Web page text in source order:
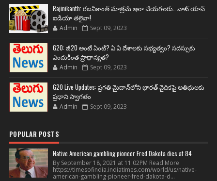
Rajinikanth: రజనీకాంత్ మాత్రమే ఇలా చేయగలరు.. వాట్ యాన్
ఐడియా తలైవా!
Admin Sept 09, 2023
G20: జీ20 అంటే ఏంటి? ఏ ఏ దేశాలకు సభ్యత్వం? సదస్సుకు
ఎందుకింత ప్రాధాన్యత?
Admin Sept 09, 2023
G20 Live Updates: ప్రగతి మైదాన్‌లోని భారత్ వైదికపై అతిథులకు
ప్రధాని స్వాగతం
Admin Sept 09, 2023
POPULAR POSTS
Native American gambling pioneer Fred Dakota dies at 84
By September 18, 2021 at 11:02PM Read More
https://timesofindia.indiatimes.com/world/us/native-
american-gambling-pioneer-fred-dakota-d...